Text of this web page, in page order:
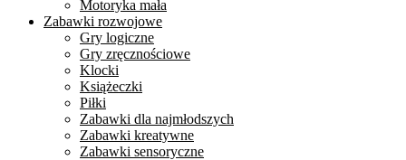
Motoryka mała
Zabawki rozwojowe
Gry logiczne
Gry zręcznościowe
Klocki
Książeczki
Piłki
Zabawki dla najmłodszych
Zabawki kreatywne
Zabawki sensoryczne